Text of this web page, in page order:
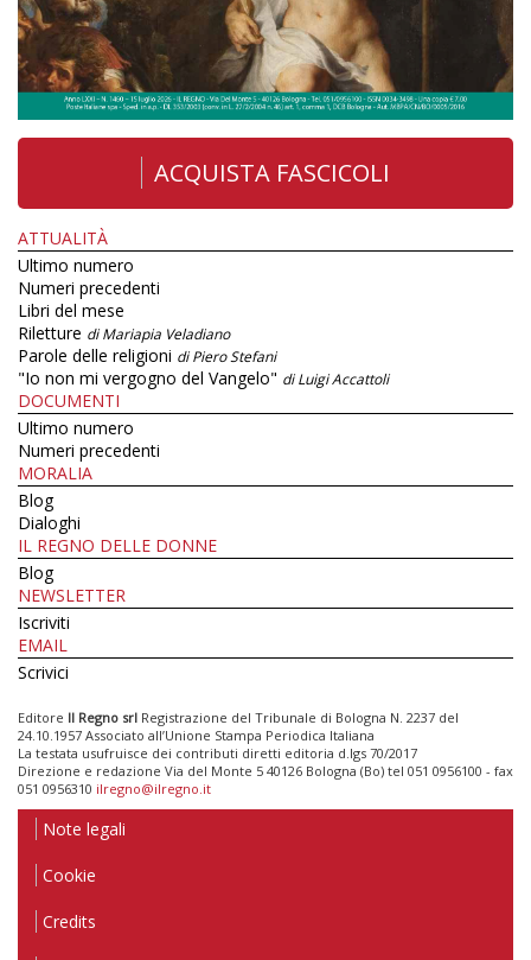
ACQUISTA FASCICOLI
ATTUALITÀ
Ultimo numero
Numeri precedenti
Libri del mese
Riletture di Mariapia Veladiano
Parole delle religioni di Piero Stefani
"Io non mi vergogno del Vangelo" di Luigi Accattoli
DOCUMENTI
Ultimo numero
Numeri precedenti
MORALIA
Blog
Dialoghi
IL REGNO DELLE DONNE
Blog
NEWSLETTER
Iscriviti
EMAIL
Scrivici
Editore Il Regno srl Registrazione del Tribunale di Bologna N. 2237 del
24.10.1957 Associato all’Unione Stampa Periodica Italiana
La testata usufruisce dei contributi diretti editoria d.lgs 70/2017
Direzione e redazione Via del Monte 5 40126 Bologna (Bo) tel 051 0956100 - fax
051 0956310 ilregno@ilregno.it
Note legali
Cookie
Credits